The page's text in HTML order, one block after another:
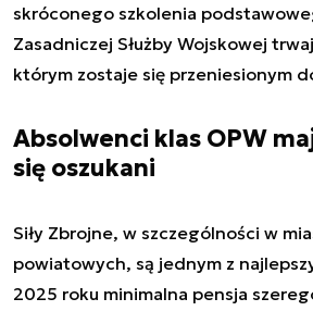
skróconego szkolenia
Zasadniczej Służby Wojskowej
którym zostaje się przeniesionym
Absolwenci klas OPW
się oszukani
Siły Zbrojne, w szczególności w
powiatowych, są jednym z
2025 roku minimalna pensja